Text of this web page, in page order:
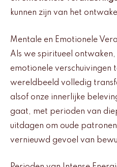
kunnen zijn van het
Mentale en Emotionele
Als we spiritueel
emotionele verschuivingen
wereldbeeld volledig
alsof onze innerlijke
gaat, met perioden van
uitdagen om oude
vernieuwd gevoel van